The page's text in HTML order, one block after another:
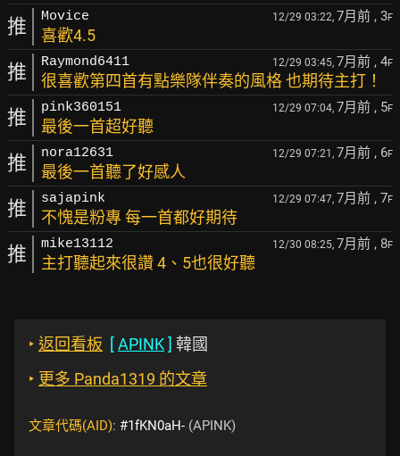
推 Movice 12/29 03:22, 7月前 , 3F
喜歡4.5
推 Raymond6411 12/29 03:45, 7月前 , 4F
很喜歡第四首有點樂隊伴奏的風格 也期待主打！
推 pink360151 12/29 07:04, 7月前 , 5F
最後一首超好聽
推 nora12631 12/29 07:21, 7月前 , 6F
最後一首聽了好感人
推 sajapink 12/29 07:47, 7月前 , 7F
不愧是粉專 每一首都好期待
推 mike13112 12/30 08:25, 7月前 , 8F
主打聽起來很讚 4、5也很好聽
‣ 返回看板 [APINK] 韓國
‣ 更多 Panda1319 的文章
文章代碼(AID): #1fKN0aH- (APINK)